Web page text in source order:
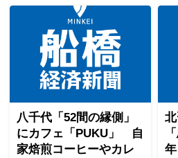
八千代「52間の縁側」
にカフェ「PUKU」 自
家焙煎コーヒーやカレ